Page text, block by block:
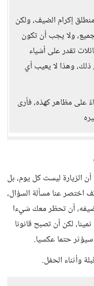
إكرام الضيف، ولكن
ولا يجب أن تكون
تقدر على أشياء
وهذا لا يعيب أي
على مظاهر كهذه، فأرى
الزيارة ليست كل يوم، بل
اختصر عنا مسألة السؤال،
أن تحظر معك شيءا
لكن أن تصبح قانونا
حتما عكسيا.
وأثناء الحفل.